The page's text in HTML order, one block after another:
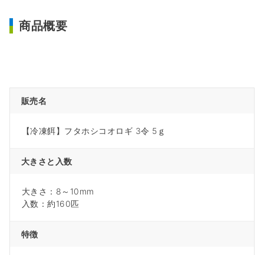
商品概要
販売名
【冷凍餌】フタホシコオロギ 3令 5ｇ
大きさと入数
大きさ：8～10mm
入数：約160匹
特徴